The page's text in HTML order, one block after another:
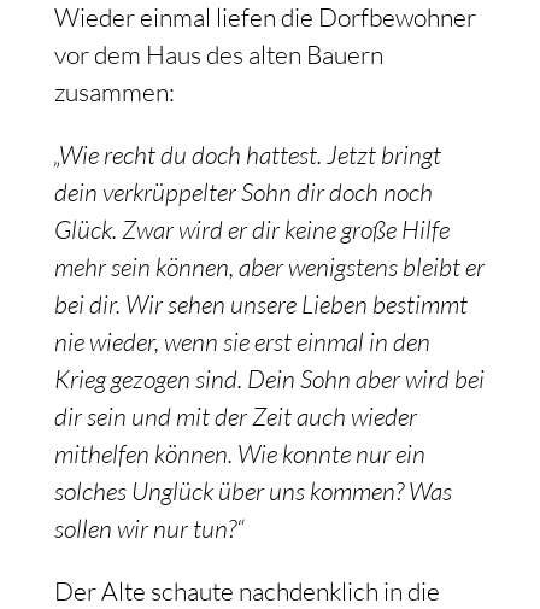
Wieder einmal liefen die Dorfbewohner
vor dem Haus des alten Bauern
zusammen:
„Wie recht du doch hattest. Jetzt bringt
dein verkrüppelter Sohn dir doch noch
Glück. Zwar wird er dir keine große Hilfe
mehr sein können, aber wenigstens bleibt er
bei dir. Wir sehen unsere Lieben bestimmt
nie wieder, wenn sie erst einmal in den
Krieg gezogen sind. Dein Sohn aber wird bei
dir sein und mit der Zeit auch wieder
mithelfen können. Wie konnte nur ein
solches Unglück über uns kommen? Was
sollen wir nur tun?“
Der Alte schaute nachdenklich in die